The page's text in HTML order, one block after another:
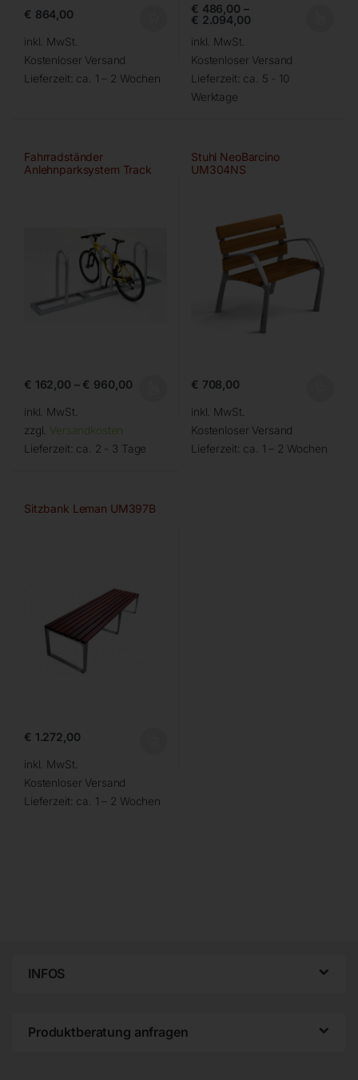
€ 864,00
inkl. MwSt.
Kostenloser Versand
Lieferzeit: ca. 1 – 2 Wochen
€ 486,00 –
€ 2.094,00
inkl. MwSt.
Kostenloser Versand
Lieferzeit: ca. 5 - 10
Werktage
Fahrradständer
Anlehnparksystem Track
€ 162,00 – € 960,00
inkl. MwSt.
zzgl. Versandkosten
Lieferzeit: ca. 2 - 3 Tage
Stuhl NeoBarcino
UM304NS
€ 708,00
inkl. MwSt.
Kostenloser Versand
Lieferzeit: ca. 1 – 2 Wochen
Sitzbank Leman UM397B
€ 1.272,00
inkl. MwSt.
Kostenloser Versand
Lieferzeit: ca. 1 – 2 Wochen
INFOS
Produktberatung anfragen